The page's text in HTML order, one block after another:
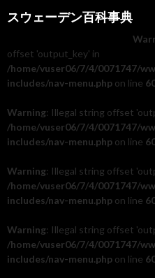
スウェーデン百科事典
offset 'output_key' in
/home/vuser06/7/4/0071747/
includes/nav-menu.php on line
Warning: Illegal string offset
/home/vuser06/7/4/0071747/
includes/nav-menu.php on line
Warning: Illegal string offset
/home/vuser06/7/4/0071747/
includes/nav-menu.php on line
Warning: Illegal string offset
/home/vuser06/7/4/0071747/
includes/nav-menu.php on line